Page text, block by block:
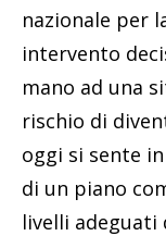
nazionale per
intervento
mano ad una
rischio di
oggi si sente
di un piano
livelli adeguati